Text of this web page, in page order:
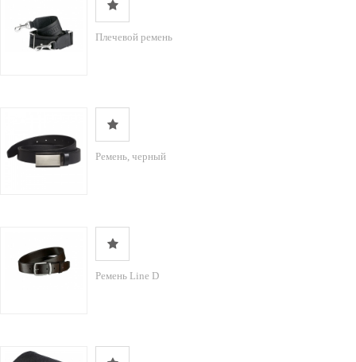
Плечевой ремень
Ремень, черный
Ремень Line D